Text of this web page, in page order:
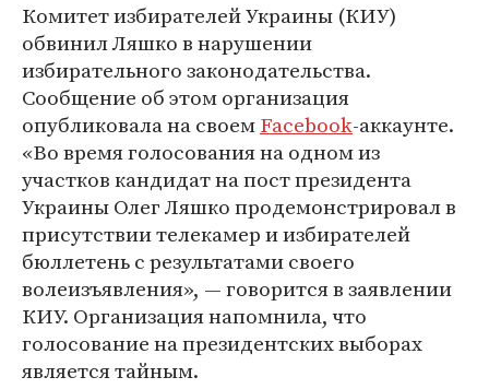
Комитет избирателей Украины (КИУ)
обвинил Ляшко в нарушении
избирательного законодательства.
Сообщение об этом организация
опубликовала на своемFacebook-аккаунте.
«Во время голосования на одном из
участков кандидат на пост президента
Украины Олег Ляшко продемонстрировал в
присутствии телекамер и избирателей
бюллетень с результатами своего
волеизъявления», — говорится в заявлении
КИУ. Организация напомнила, что
голосование на президентских выборах
является тайным.